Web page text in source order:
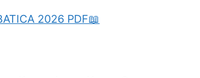
2026 PDF📖